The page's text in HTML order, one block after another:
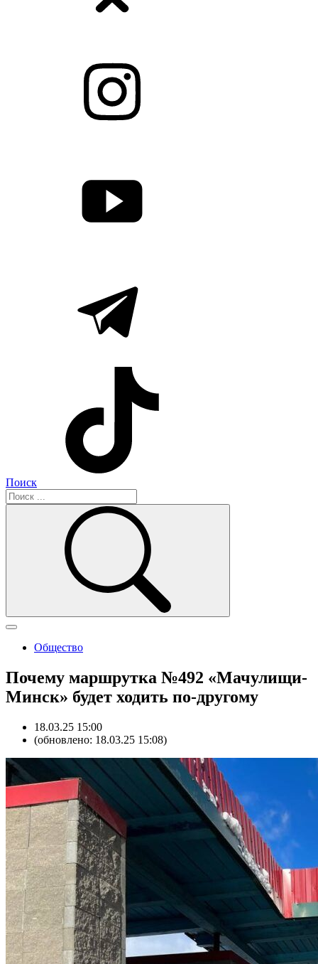
Поиск
Общество
Почему маршрутка №492 «Мачулищи-
Минск» будет ходить по-другому
18.03.25 15:00
(обновлено: 18.03.25 15:08)